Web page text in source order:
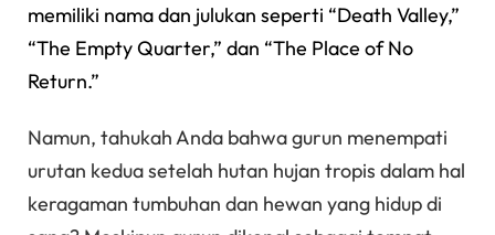
memiliki nama dan julukan seperti “Death Valley,”
“The Empty Quarter,” dan “The Place of No
Return.”
Namun, tahukah Anda bahwa gurun menempati
urutan kedua setelah hutan hujan tropis dalam hal
keragaman tumbuhan dan hewan yang hidup di